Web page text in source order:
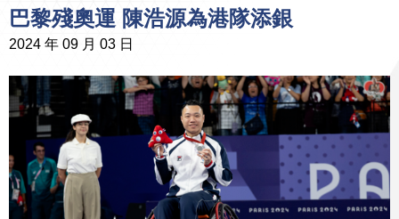
巴黎殘奧運 陳浩源為港隊添銀
2024 年 09 月 03 日